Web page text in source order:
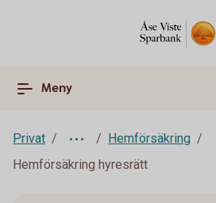
Meny
Privat
Hemförsäkring
Hemförsäkring hyresrätt